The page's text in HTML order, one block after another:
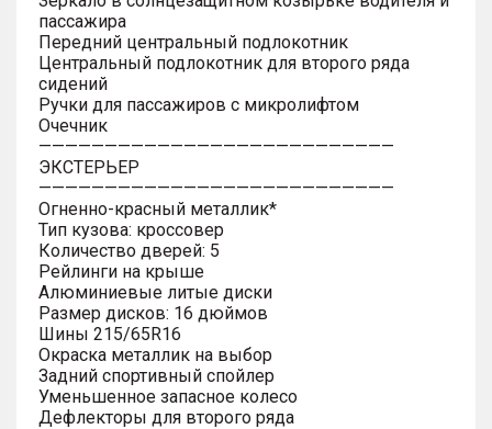
пассажира
Передний центральный подлокотник
Центральный подлокотник для второго ряда
сидений
Ручки для пассажиров с микролифтом
Очечник
———————————————————————————
ЭКСТЕРЬЕР
———————————————————————————
Огненно-красный металлик*
Тип кузова: кроссовер
Количество дверей: 5
Рейлинги на крыше
Алюминиевые литые диски
Размер дисков: 16 дюймов
Шины 215/65R16
Окраска металлик на выбор
Задний спортивный спойлер
Уменьшенное запасное колесо
Дефлекторы для второго ряда